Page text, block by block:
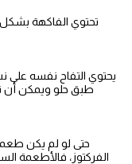
تحتوي الفاكهة
يحتوي التفاح نفسه على
طبق حلو ويمكن أن
حتى لو لم يكن
الفركتوز، فالأطعمة